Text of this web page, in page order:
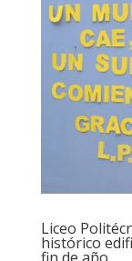
Liceo
histórico